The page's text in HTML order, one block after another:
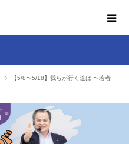
【5/8〜5/18】我らが行く道は 〜若者